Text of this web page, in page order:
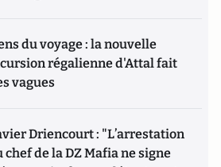
du voyage : la nouvelle
régalienne d'Attal fait
vagues
Driencourt : "L’arrestation
chef de la DZ Mafia ne signe